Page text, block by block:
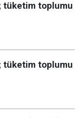
tüketim toplumu
tüketim toplumu